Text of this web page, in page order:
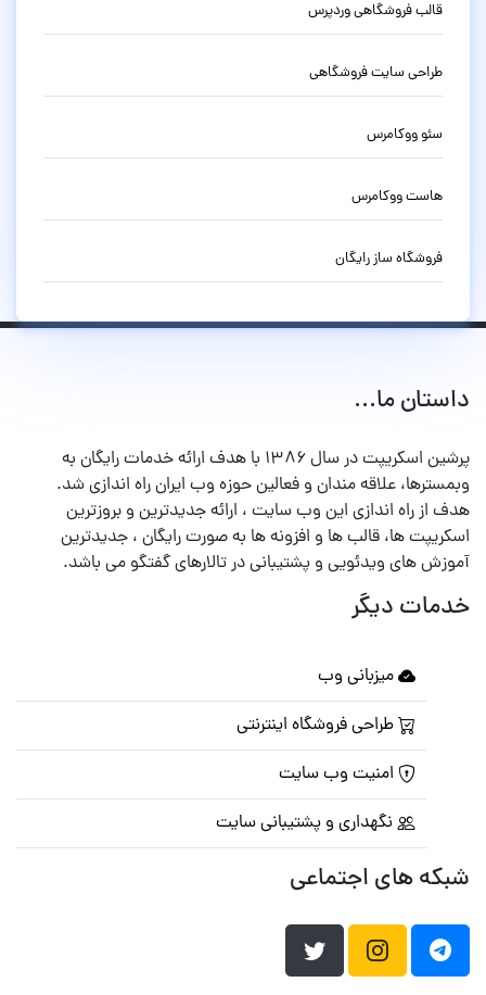
قالب فروشگاهی وردپرس
طراحی سایت فروشگاهی
سئو ووکامرس
هاست ووکامرس
فروشگاه ساز رایگان
داستان ما...
پرشین اسکریپت در سال ۱۳۸۶ با هدف ارائه خدمات رایگان به
وبمسترها، علاقه مندان و فعالین حوزه وب ایران راه اندازی شد.
هدف از راه اندازی این وب سایت ، ارائه جدیدترین و بروزترین
اسکریپت ها، قالب ها و افزونه ها به صورت رایگان ، جدیدترین
آموزش های ویدئویی و پشتیبانی در تالارهای گفتگو می باشد.
خدمات دیگر
میزبانی وب
طراحی فروشگاه اینترنتی
امنیت وب سایت
نگهداری و پشتیبانی سایت
شبکه های اجتماعی